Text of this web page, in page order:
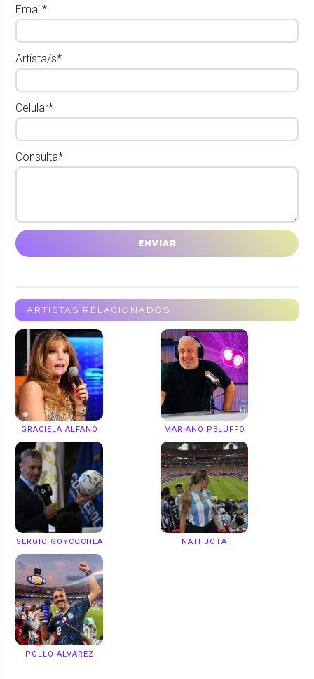
Email*
Artista/s*
Celular*
Consulta*
ARTISTAS RELACIONADOS
GRACIELA ALFANO MARIANO PELUFFO
SERGIO GOYCOCHEA NATI JOTA
POLLO ÁLVAREZ